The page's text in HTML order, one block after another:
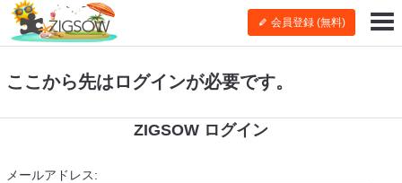
会員登録 (無料)
ここから先はログインが必要です。
ZIGSOW ログイン
メールアドレス: